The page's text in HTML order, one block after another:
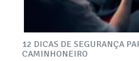
12 DICAS DE SEGURANÇA
CAMINHONEIRO